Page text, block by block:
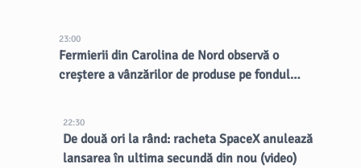
23:00
Fermierii din Carolina de Nord observă o
creștere a vânzărilor de produse pe fondul
22:30
De două ori la rând: racheta SpaceX anulează
lansarea în ultima secundă din nou (video)